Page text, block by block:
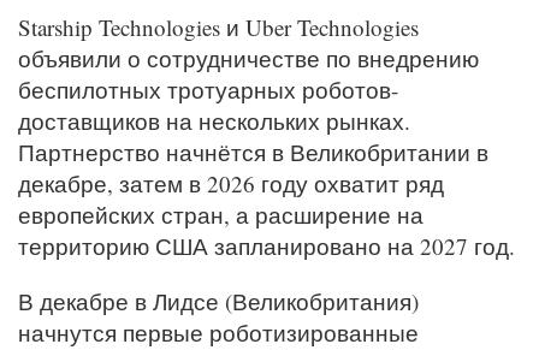
Starship Technologies и Uber Technologies
объявили о сотрудничестве по внедрению
беспилотных тротуарных роботов-
доставщиков на нескольких рынках.
Партнерство начнётся в Великобритании в
декабре, затем в 2026 году охватит ряд
европейских стран, а расширение на
территорию США запланировано на 2027 год.
В декабре в Лидсе (Великобритания)
начнутся первые роботизированные